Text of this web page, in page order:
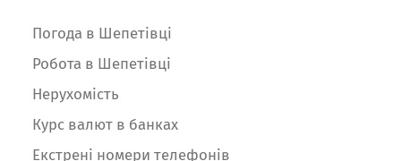
Погода в Шепетівці
Робота в Шепетівці
Нерухомість
Курс валют в банках
Екстрені номери телефонів